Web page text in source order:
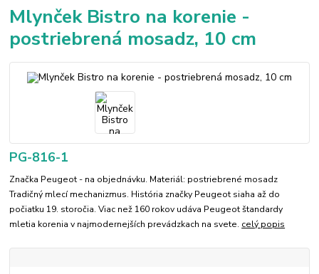
Mlynček Bistro na korenie -
postriebrená mosadz, 10 cm
PG-816-1
Značka Peugeot - na objednávku. Materiál: postriebrené mosadz
Tradičný mlecí mechanizmus. História značky Peugeot siaha až do
počiatku 19. storočia. Viac než 160 rokov udáva Peugeot štandardy
mletia korenia v najmodernejších prevádzkach na svete. celý popis